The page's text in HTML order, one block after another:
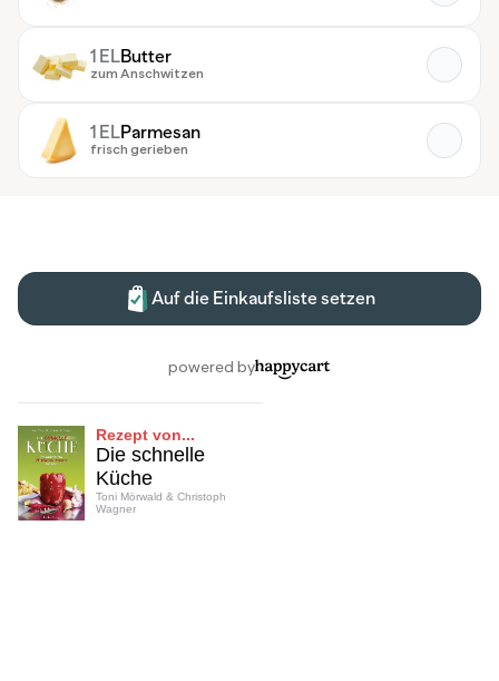
Rezept von...
Die schnelle
Küche
Toni Mörwald & Christoph
Wagner